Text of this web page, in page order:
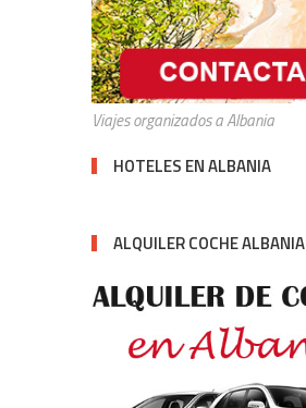
Viajes organizados a Albania
HOTELES EN ALBANIA
ALQUILER COCHE ALBANIA